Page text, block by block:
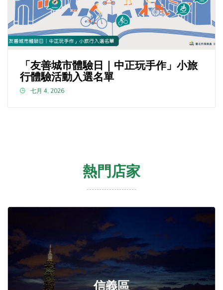
「友善城市體驗日｜中正玩手作」小旅
行體驗活動入選名單
七月 4, 2026
熱門店家
信義區